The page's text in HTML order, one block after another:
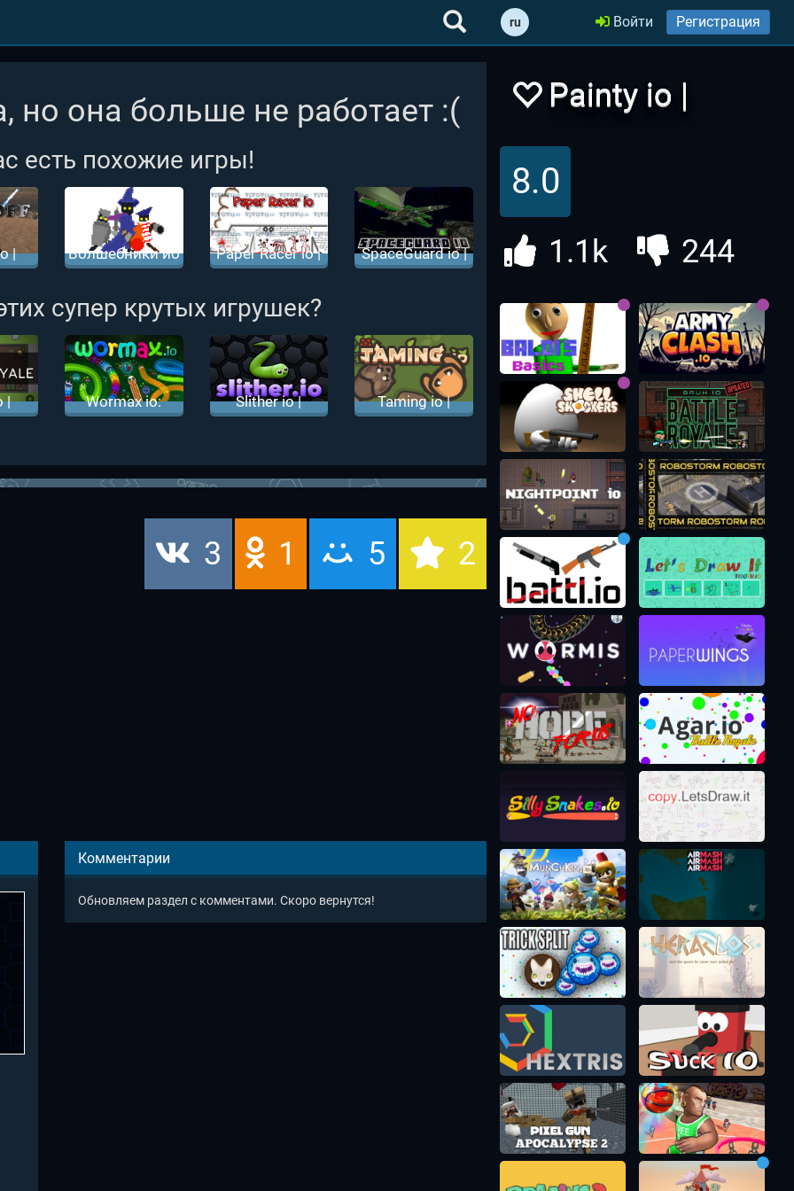
ru Войти Регистрация
но она больше не работает :(
есть похожие игры!
|
Волшебники ио
Paper Racer io |
SpaceGuard io |
супер крутых игрушек?
|
Wormax io:
Slither io |
Taming io |
3 1 5 2
Комментарии
Обновляем раздел с комментами. Скоро вернутся!
Painty io |
Пэйнти ио
8.0
1.1k 244